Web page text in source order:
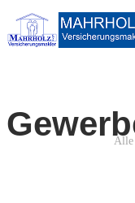
Alle